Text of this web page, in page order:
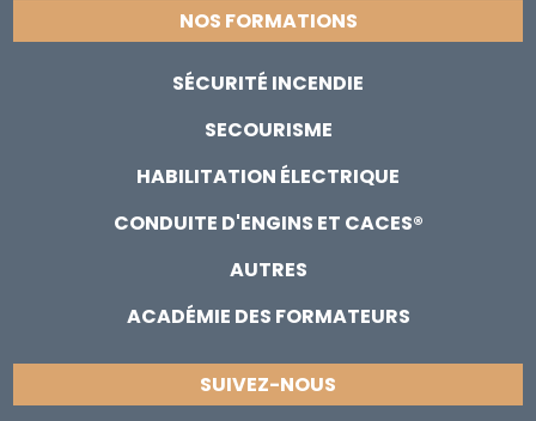
NOS FORMATIONS
SÉCURITÉ INCENDIE
SECOURISME
HABILITATION ÉLECTRIQUE
CONDUITE D'ENGINS ET CACES®
AUTRES
ACADÉMIE DES FORMATEURS
SUIVEZ-NOUS